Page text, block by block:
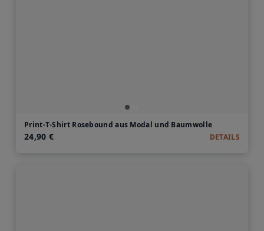
Print-T-Shirt Rosebound aus Modal und Baumwolle
24,90 € DETAILS